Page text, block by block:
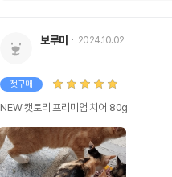
보루미 2024.10.02
첫구매
NEW 캣토리 프리미엄 치어 80g